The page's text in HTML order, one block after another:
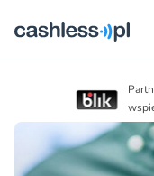
Partnerzy
wspierający